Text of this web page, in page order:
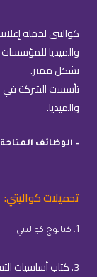
كواليتي لحملة
والميديا للمؤسسات
بشكل مميز.
والميديا.
– الوظائف المتاحة
تحميلات كواليتي:
1. كتالوج كواليتي
3. كتاب أساسيات التسويق الإلكتروني